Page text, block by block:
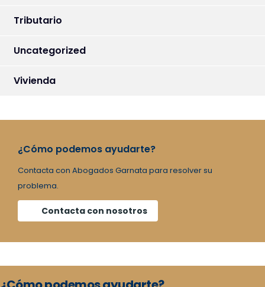
Tributario
Uncategorized
Vivienda
¿Cómo podemos ayudarte?
Contacta con Abogados Garnata para resolver su
problema.
Contacta con nosotros